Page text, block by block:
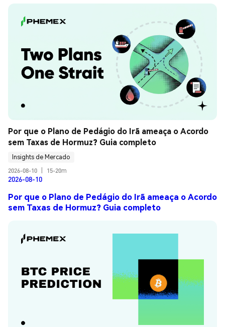
Por que o Plano de Pedágio do Irã ameaça o Acordo
sem Taxas de Hormuz? Guia completo
Insights de Mercado
2026-08-10
15-20m
2026-08-10
Por que o Plano de Pedágio do Irã ameaça o Acordo
sem Taxas de Hormuz? Guia completo